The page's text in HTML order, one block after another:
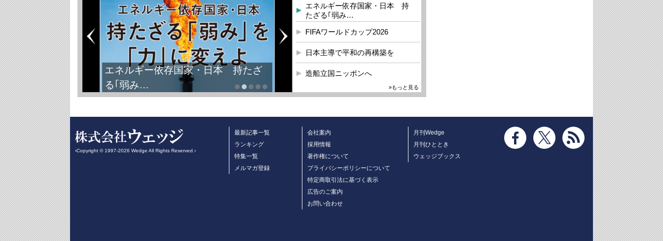
FIFAワールドカップ2026
エネルギー依存国家・日本 持
たざる｢弱み…
FIFAワールドカップ2026
日本主導で平和の再構築を
造船立国ニッポンへ
»もっと見る
‹Copyright © 1997-2026 Wedge All Rights Reserved.›
最新記事一覧
ランキング
特集一覧
メルマガ登録
会社案内
採用情報
著作権について
プライバシーポリシーについて
特定商取引法に基づく表示
広告のご案内
お問い合わせ
月刊Wedge
月刊ひととき
ウェッジブックス